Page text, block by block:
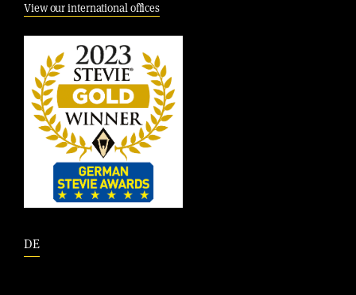
View our international offices
DE